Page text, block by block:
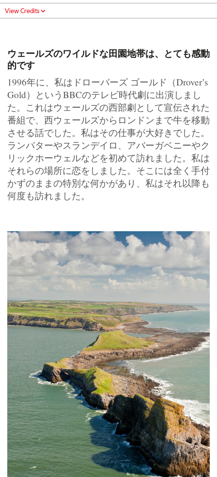
View Credits
ウェールズのワイルドな田園地帯は、とても感動
的です
1996年に、私はドローバーズ ゴールド（Drover’s
Gold）というBBCのテレビ時代劇に出演しまし
た。これはウェールズの西部劇として宣伝された
番組で、西ウェールズからロンドンまで牛を移動
させる話でした。私はその仕事が大好きでした。
ランパターやスランデイロ、アバーガベニーやク
リックホーウェルなどを初めて訪れました。私は
それらの場所に恋をしました。そこには全く手付
かずのままの特別な何かがあり、私はそれ以降も
何度も訪れました。